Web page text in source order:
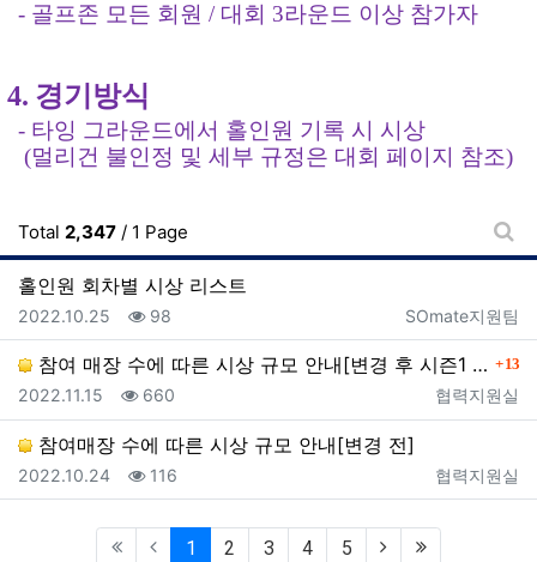
- 골프존 모든 회원 / 대회 3라운드 이상 참가자
4. 경기방식
- 타잉 그라운드에서 홀인원 기록 시 시상
(멀리건 불인정 및 세부 규정은 대회 페이지 참조)
Total 2,347 / 1 Page
게
홀인원 회차별 시상 리스트
등록자
SOmate지원팀
등록일
2022.10.25 조회
98
참여 매장 수에 따른 시상 규모 안내[변경 후 시즌1 최종] 댓글
13
등록자
협력지원실
등록일
2022.11.15 조회
660
참여매장 수에 따른 시상 규모 안내[변경 전]
등록자
협력지원실
등록일
2022.10.24 조회
116
1 (current)
2 3 4 5